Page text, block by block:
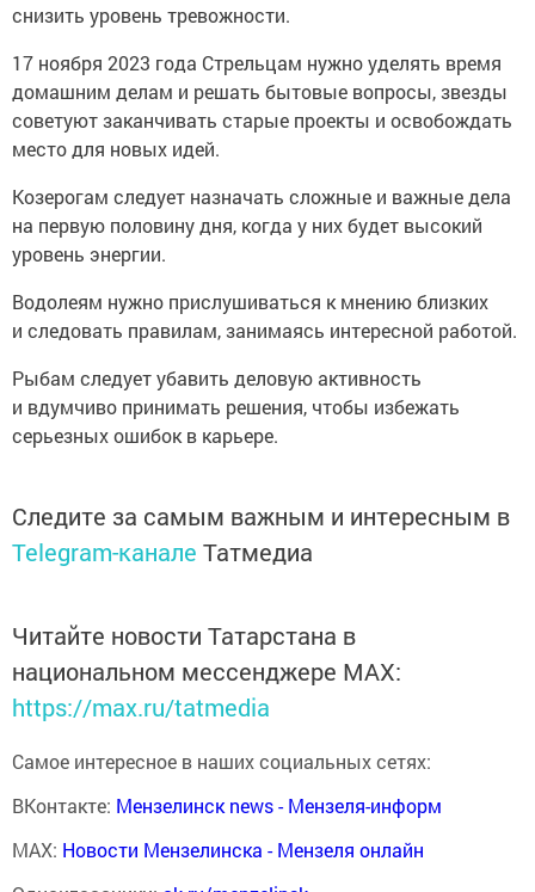
снизить уровень тревожности.
17 ноября 2023 года Стрельцам нужно уделять время
домашним делам и решать бытовые вопросы, звезды
советуют заканчивать старые проекты и освобождать
место для новых идей.
Козерогам следует назначать сложные и важные дела
на первую половину дня, когда у них будет высокий
уровень энергии.
Водолеям нужно прислушиваться к мнению близких
и следовать правилам, занимаясь интересной работой.
Рыбам следует убавить деловую активность
и вдумчиво принимать решения, чтобы избежать
серьезных ошибок в карьере.
Следите за самым важным и интересным в
Telegram-канале Татмедиа
Читайте новости Татарстана в
национальном мессенджере MАХ:
https://max.ru/tatmedia
Самое интересное в наших социальных сетях:
ВКонтакте: Мензелинск news - Мензеля-информ
MAX: Новости Мензелинска - Мензеля онлайн